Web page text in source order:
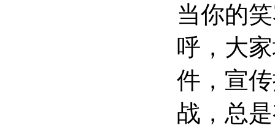
当你的
呼，大
件，宣
战，总